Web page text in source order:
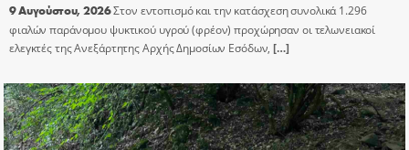
9 Αυγούστου, 2026Στον εντοπισμό και την κατάσχεση συνολικά 1.296
φιαλών παράνομου ψυκτικού υγρού (φρέον) προχώρησαν οι τελωνειακοί
ελεγκτές της Ανεξάρτητης Αρχής Δημοσίων Εσόδων, […]